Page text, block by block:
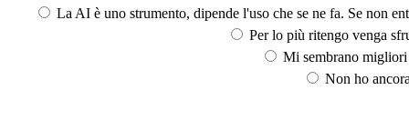
La AI è uno strumento, dipende l'uso che se ne fa. Se non
Per lo più ritengo venga
Mi sembrano
Non ho